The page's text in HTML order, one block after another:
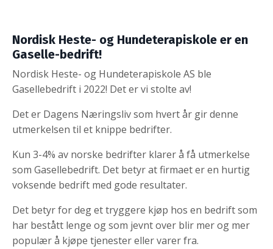
Nordisk Heste- og Hundeterapiskole er en
Gaselle-bedrift!
Nordisk Heste- og Hundeterapiskole AS ble
Gasellebedrift i 2022! Det er vi stolte av!
Det er Dagens Næringsliv som hvert år gir denne
utmerkelsen til et knippe bedrifter.
Kun 3-4% av norske bedrifter klarer å få utmerkelse
som Gasellebedrift. Det betyr at firmaet er en hurtig
voksende bedrift med gode resultater.
Det betyr for deg et tryggere kjøp hos en bedrift som
har bestått lenge og som jevnt over blir mer og mer
populær å kjøpe tjenester eller varer fra.